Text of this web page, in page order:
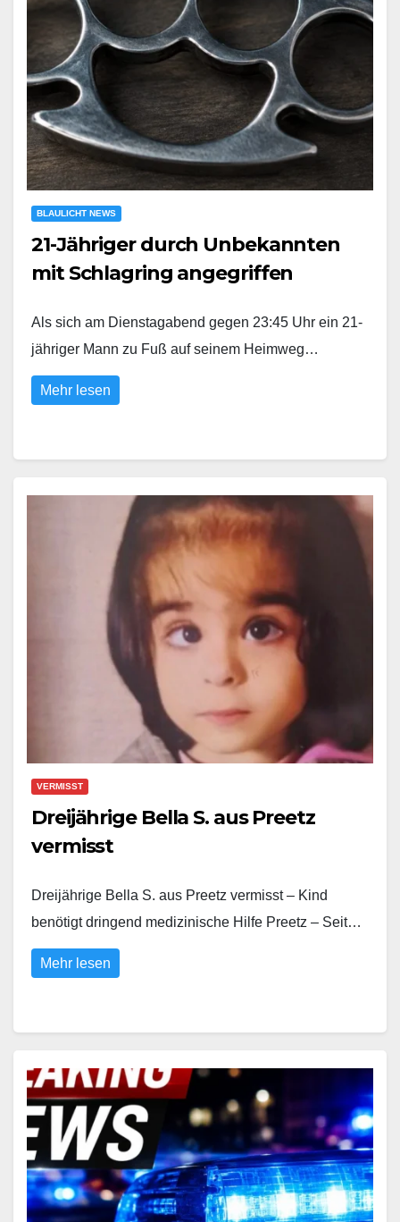
BLAULICHT NEWS
21-Jähriger durch Unbekannten
mit Schlagring angegriffen
Als sich am Dienstagabend gegen 23:45 Uhr ein 21-
jähriger Mann zu Fuß auf seinem Heimweg…
Mehr lesen
VERMISST
Dreijährige Bella S. aus Preetz
vermisst
Dreijährige Bella S. aus Preetz vermisst – Kind
benötigt dringend medizinische Hilfe Preetz – Seit…
Mehr lesen